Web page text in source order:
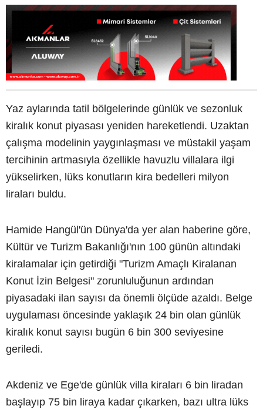
Yaz aylarında tatil bölgelerinde günlük ve sezonluk
kiralık konut piyasası yeniden hareketlendi. Uzaktan
çalışma modelinin yaygınlaşması ve müstakil yaşam
tercihinin artmasıyla özellikle havuzlu villalara ilgi
yükselirken, lüks konutların kira bedelleri milyon
liraları buldu.
Hamide Hangül'ün Dünya'da yer alan haberine göre,
Kültür ve Turizm Bakanlığı'nın 100 günün altındaki
kiralamalar için getirdiği "Turizm Amaçlı Kiralanan
Konut İzin Belgesi" zorunluluğunun ardından
piyasadaki ilan sayısı da önemli ölçüde azaldı. Belge
uygulaması öncesinde yaklaşık 24 bin olan günlük
kiralık konut sayısı bugün 6 bin 300 seviyesine
geriledi.
Akdeniz ve Ege'de günlük villa kiraları 6 bin liradan
başlayıp 75 bin liraya kadar çıkarken, bazı ultra lüks